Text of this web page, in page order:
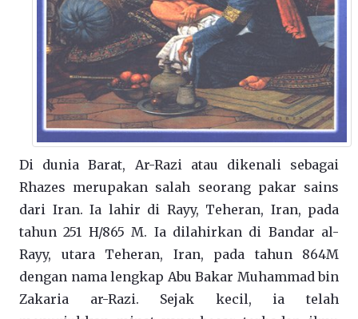
Di dunia Barat, Ar-Razi atau dikenali sebagai
Rhazes merupakan salah seorang pakar sains
dari Iran. Ia lahir di Rayy, Teheran, Iran, pada
tahun 251 H/865 M. Ia dilahirkan di Bandar al-
Rayy, utara Teheran, Iran, pada tahun 864M
dengan nama lengkap Abu Bakar Muhammad bin
Zakaria ar-Razi. Sejak kecil, ia telah